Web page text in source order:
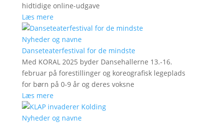
hidtidige online-udgave
Læs mere
Nyheder og navne
Danseteaterfestival for de mindste
Med KORAL 2025 byder Dansehallerne 13.-16.
februar på forestillinger og koreografisk legeplads
for børn på 0-9 år og deres voksne
Læs mere
Nyheder og navne